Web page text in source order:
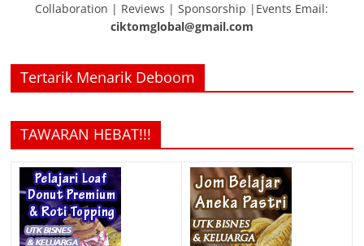
Collaboration | Reviews | Sponsorship |Events Email:
ciktomglobal@gmail.com
Tertarik Menarik Deboom
TAWARAN HEBAT!!!